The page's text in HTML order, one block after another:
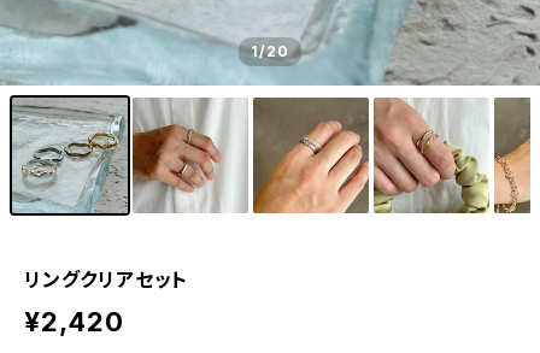
1/20
リングクリアセット
¥2,420